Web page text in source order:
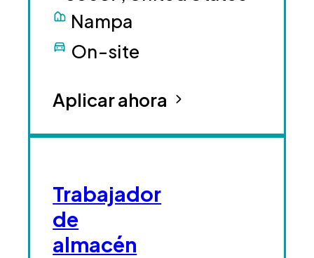
Nampa
On-site
Aplicar ahora
Trabajador
de
almacén